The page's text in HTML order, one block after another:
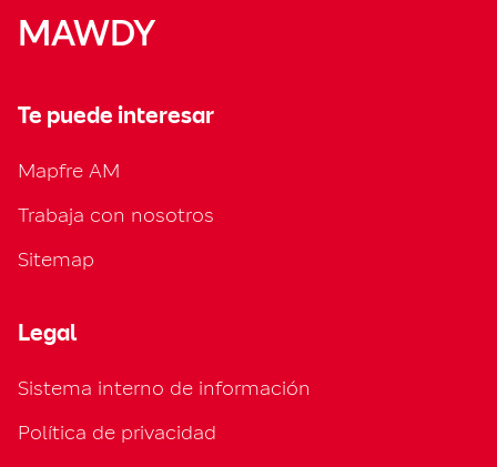
MAWDY
Te puede interesar
Mapfre AM
Trabaja con nosotros
Sitemap
Legal
Sistema interno de información
Política de privacidad